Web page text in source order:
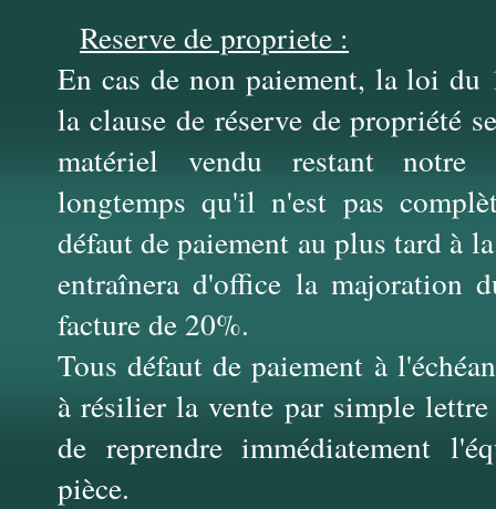
Reserve de propriete :
En cas de non paiement, la loi
la clause de réserve de propriété
matériel vendu restant notre
longtemps qu'il n'est pas
défaut de paiement au plus tard à
entraînera d'office la majoration
facture de 20%.
Tous défaut de paiement à
à résilier la vente par simple lettre
de reprendre immédiatement
pièce.